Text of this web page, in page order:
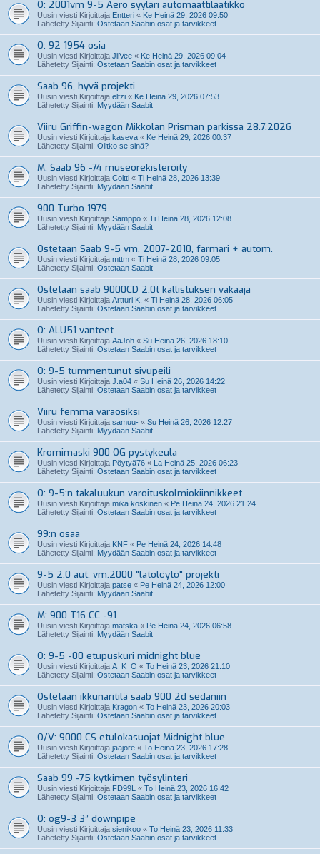
O: 2001vm 9-5 Aero syyläri automaattilaatikko
Uusin viesti Kirjoittaja Entteri « Ke Heinä 29, 2026 09:50
Lähetetty Sijainti: Ostetaan Saabin osat ja tarvikkeet
O: 92 1954 osia
Uusin viesti Kirjoittaja JiiVee « Ke Heinä 29, 2026 09:04
Lähetetty Sijainti: Ostetaan Saabin osat ja tarvikkeet
Saab 96, hyvä projekti
Uusin viesti Kirjoittaja eltzi « Ke Heinä 29, 2026 07:53
Lähetetty Sijainti: Myydään Saabit
Viiru Griffin-wagon Mikkolan Prisman parkissa 28.7.2026
Uusin viesti Kirjoittaja kaseva « Ke Heinä 29, 2026 00:37
Lähetetty Sijainti: Olitko se sinä?
M: Saab 96 -74 museorekisteröity
Uusin viesti Kirjoittaja Coltti « Ti Heinä 28, 2026 13:39
Lähetetty Sijainti: Myydään Saabit
900 Turbo 1979
Uusin viesti Kirjoittaja Samppo « Ti Heinä 28, 2026 12:08
Lähetetty Sijainti: Myydään Saabit
Ostetaan Saab 9-5 vm. 2007-2010, farmari + autom.
Uusin viesti Kirjoittaja mttm « Ti Heinä 28, 2026 09:05
Lähetetty Sijainti: Ostetaan Saabit
Ostetaan saab 9000CD 2.0t kallistuksen vakaaja
Uusin viesti Kirjoittaja Artturi K. « Ti Heinä 28, 2026 06:05
Lähetetty Sijainti: Ostetaan Saabin osat ja tarvikkeet
O: ALU51 vanteet
Uusin viesti Kirjoittaja AaJoh « Su Heinä 26, 2026 18:10
Lähetetty Sijainti: Ostetaan Saabin osat ja tarvikkeet
O: 9-5 tummentunut sivupeili
Uusin viesti Kirjoittaja J.a04 « Su Heinä 26, 2026 14:22
Lähetetty Sijainti: Ostetaan Saabin osat ja tarvikkeet
Viiru femma varaosiksi
Uusin viesti Kirjoittaja samuu- « Su Heinä 26, 2026 12:27
Lähetetty Sijainti: Myydään Saabit
Kromimaski 900 OG pystykeula
Uusin viesti Kirjoittaja Pöytyä76 « La Heinä 25, 2026 06:23
Lähetetty Sijainti: Ostetaan Saabin osat ja tarvikkeet
O: 9-5:n takaluukun varoituskolmiokiinnikkeet
Uusin viesti Kirjoittaja mika.koskinen « Pe Heinä 24, 2026 21:24
Lähetetty Sijainti: Ostetaan Saabin osat ja tarvikkeet
99:n osaa
Uusin viesti Kirjoittaja KNF « Pe Heinä 24, 2026 14:48
Lähetetty Sijainti: Myydään Saabin osat ja tarvikkeet
9-5 2.0 aut. vm.2000 "latolöytö" projekti
Uusin viesti Kirjoittaja patse « Pe Heinä 24, 2026 12:00
Lähetetty Sijainti: Myydään Saabit
M: 900 T16 CC -91
Uusin viesti Kirjoittaja matska « Pe Heinä 24, 2026 06:58
Lähetetty Sijainti: Myydään Saabit
O: 9-5 -00 etupuskuri midnight blue
Uusin viesti Kirjoittaja A_K_O « To Heinä 23, 2026 21:10
Lähetetty Sijainti: Ostetaan Saabin osat ja tarvikkeet
Ostetaan ikkunaritilä saab 900 2d sedaniin
Uusin viesti Kirjoittaja Kragon « To Heinä 23, 2026 20:03
Lähetetty Sijainti: Ostetaan Saabin osat ja tarvikkeet
O/V: 9000 CS etulokasuojat Midnight blue
Uusin viesti Kirjoittaja jaajore « To Heinä 23, 2026 17:28
Lähetetty Sijainti: Ostetaan Saabin osat ja tarvikkeet
Saab 99 -75 kytkimen työsylinteri
Uusin viesti Kirjoittaja FD99L « To Heinä 23, 2026 16:42
Lähetetty Sijainti: Ostetaan Saabin osat ja tarvikkeet
O: og9-3 3” downpipe
Uusin viesti Kirjoittaja sienikoo « To Heinä 23, 2026 11:33
Lähetetty Sijainti: Ostetaan Saabin osat ja tarvikkeet